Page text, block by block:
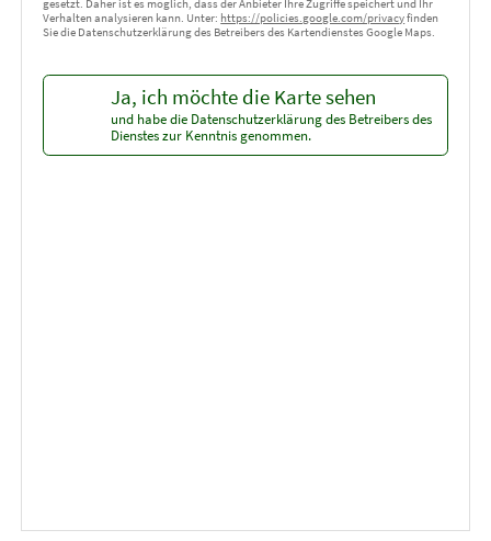
gesetzt. Daher ist es möglich, dass der Anbieter Ihre Zugriffe speichert und Ihr
Verhalten analysieren kann. Unter: https://policies.google.com/privacyfinden
Sie die Datenschutzerklärung des Betreibers des Kartendienstes Google Maps.
Ja, ich möchte die Karte sehen
und habe die Datenschutzerklärung des Betreibers des
Dienstes zur Kenntnis genommen.